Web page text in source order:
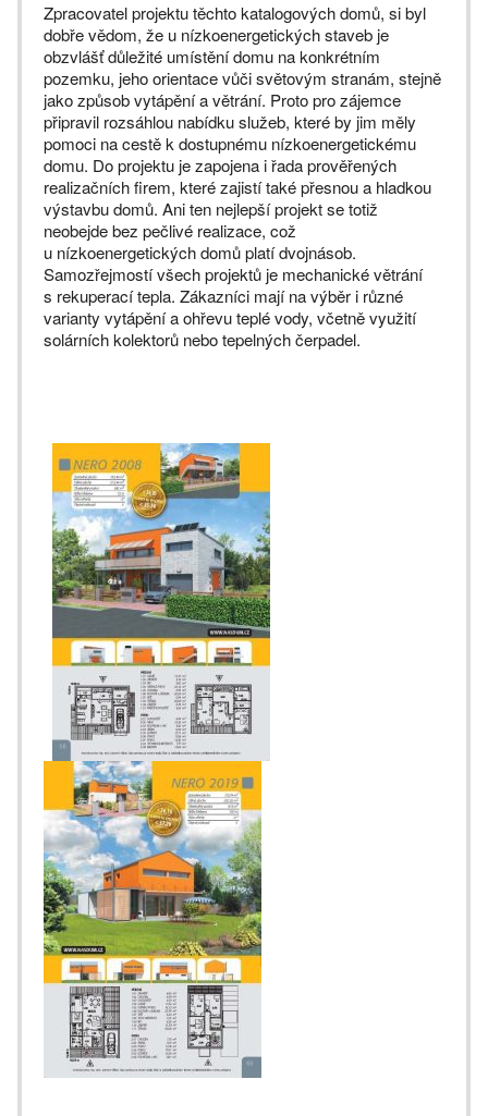
Zpracovatel projektu těchto katalogových domů, si byl
dobře vědom, že u nízkoenergetických staveb je
obzvlášť důležité umístění domu na konkrétním
pozemku, jeho orientace vůči světovým stranám, stejně
jako způsob vytápění a větrání. Proto pro zájemce
připravil rozsáhlou nabídku služeb, které by jim měly
pomoci na cestě k dostupnému nízkoenergetickému
domu. Do projektu je zapojena i řada prověřených
realizačních firem, které zajistí také přesnou a hladkou
výstavbu domů. Ani ten nejlepší projekt se totiž
neobejde bez pečlivé realizace, což
u nízkoenergetických domů platí dvojnásob.
Samozřejmostí všech projektů je mechanické větrání
s rekuperací tepla. Zákazníci mají na výběr i různé
varianty vytápění a ohřevu teplé vody, včetně využití
solárních kolektorů nebo tepelných čerpadel.